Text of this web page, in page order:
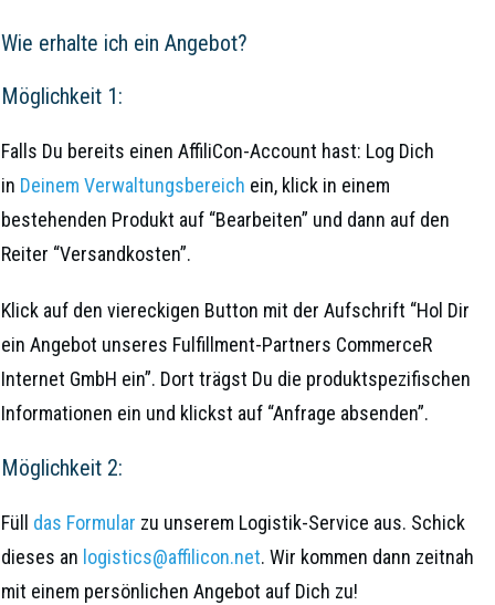
Wie erhalte ich ein Angebot?
Möglichkeit 1:
Falls Du bereits einen AffiliCon-Account hast: Log Dich
in Deinem Verwaltungsbereich ein, klick in einem
bestehenden Produkt auf “Bearbeiten” und dann auf den
Reiter “Versandkosten”.
Klick auf den viereckigen Button mit der Aufschrift “Hol Dir
ein Angebot unseres Fulfillment-Partners CommerceR
Internet GmbH ein”. Dort trägst Du die produktspezifischen
Informationen ein und klickst auf “Anfrage absenden”.
Möglichkeit 2:
Füll das Formular zu unserem Logistik-Service aus. Schick
dieses an logistics@affilicon.net. Wir kommen dann zeitnah
mit einem persönlichen Angebot auf Dich zu!